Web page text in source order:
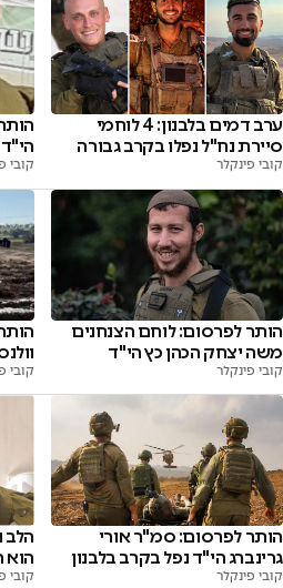
ערב דמים בלבנון: 4 לוחמי
סיירת נח"ל נפלו בקרב גבורה
קובי פינקלר קובי
הותר לפרסום: לוחם הצנחנים
משה יצחק הכהן כץ הי"ד
קובי פינקלר קובי
הותר לפרסום: סמ"ר אורי
גרינברג הי"ד נפל בקרב בלבנון
קובי פינקלר
הוא
קובי